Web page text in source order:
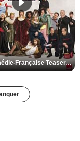
De la Comédie-Française Teaser VF